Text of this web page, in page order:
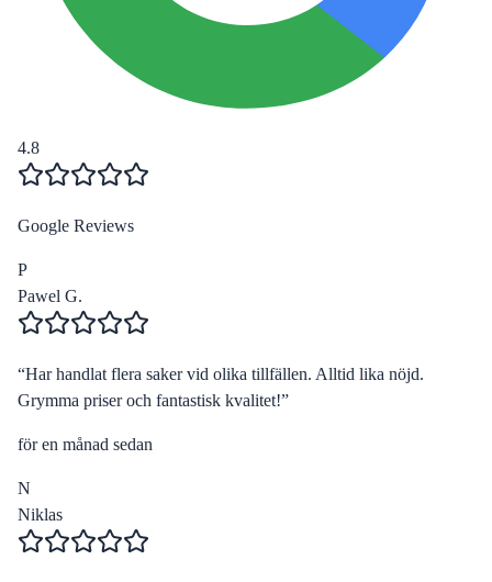
4.8
Google Reviews
P
Pawel G.
“Har handlat flera saker vid olika tillfällen. Alltid lika nöjd.
Grymma priser och fantastisk kvalitet!”
för en månad sedan
N
Niklas